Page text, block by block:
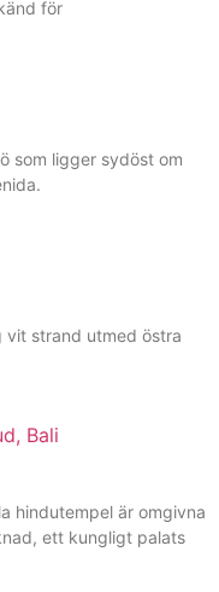
för
som ligger sydöst om
vit strand utmed östra
hindutempel är omgivna
ett kungligt palats